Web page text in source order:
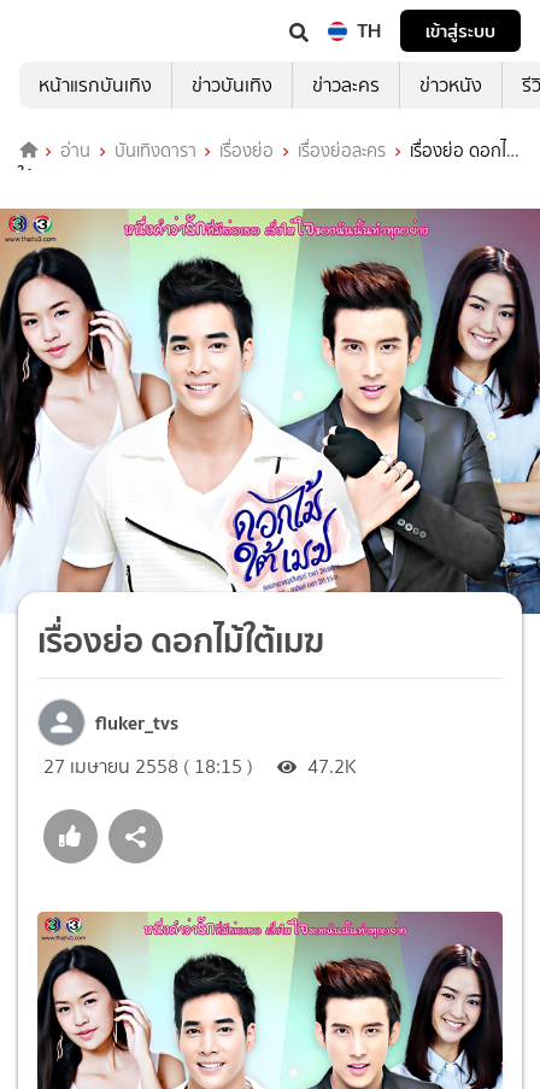
TH
เข้าสู่ระบบ
หน้าแรกบันเทิง
ข่าวบันเทิง ข่าวละคร ข่าวหนัง รี
อ่าน บันเทิงดารา เรื่องย่อ เรื่องย่อละคร
เรื่องย่อ ดอกไม้
ใต้เมฆ
เรื่องย่อ ดอกไม้ใต้เมฆ
fluker_tvs
27 เมษายน 2558 ( 18:15 ) 47.2K